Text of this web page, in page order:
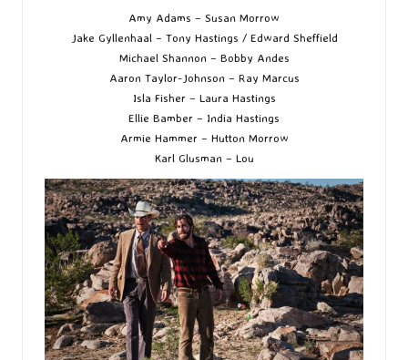
Amy Adams – Susan Morrow
Jake Gyllenhaal – Tony Hastings / Edward Sheffield
Michael Shannon – Bobby Andes
Aaron Taylor-Johnson – Ray Marcus
Isla Fisher – Laura Hastings
Ellie Bamber – India Hastings
Armie Hammer – Hutton Morrow
Karl Glusman – Lou